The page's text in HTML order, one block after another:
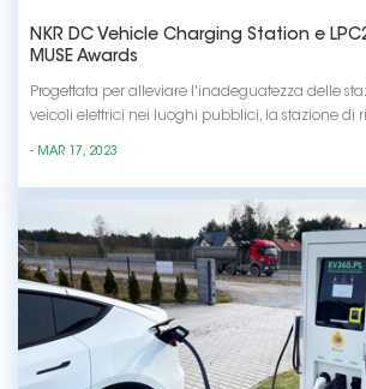
NKR DC Vehicle Charging Station e
MUSE Awards
Progettata per alleviare l'inadeguatezza delle
veicoli elettrici nei luoghi pubblici, la stazione di
per risparmiare...
- MAR 17, 2023